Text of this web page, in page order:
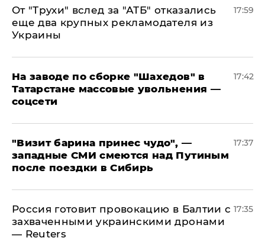
От "Трухи" вслед за "АТБ" отказались
еще два крупных рекламодателя из
Украины
17:59
На заводе по сборке "Шахедов" в
Татарстане массовые увольнения —
соцсети
17:42
"Визит барина принес чудо", —
западные СМИ смеются над Путиным
после поездки в Сибирь
17:37
​Россия готовит провокацию в Балтии с
захваченными украинскими дронами
— Reuters
17:35